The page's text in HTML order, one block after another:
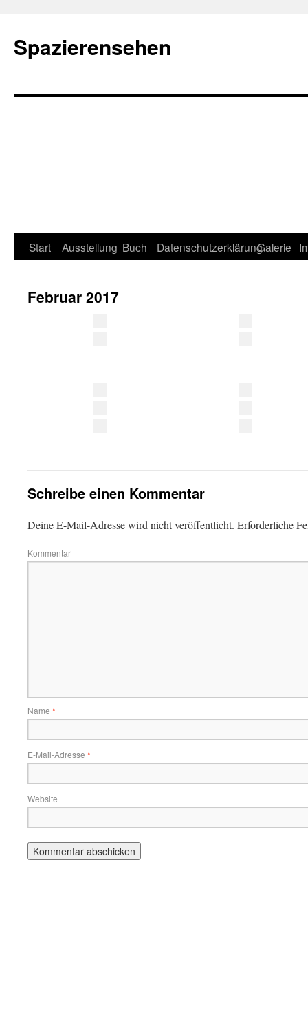
Spazierensehen
Start Ausstellung Buch DatenschutzerklärungGalerie
Februar 2017
Schreibe einen Kommentar
Deine E-Mail-Adresse wird nicht veröffentlicht. Erforderliche
Kommentar
Name *
E-Mail-Adresse *
Website